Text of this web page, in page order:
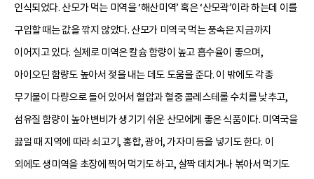
인식되었다. 산모가 먹는 미역을 ‘해산미역’ 혹은 ‘산모곽’이라 하는데 이를
구입할 때는 값을 깎지 않았다. 산모가 미역국 먹는 풍속은 지금까지
이어지고 있다. 실제로 미역은 칼슘 함량이 높고 흡수율이 좋으며,
아이오딘 함량도 높아서 젖을 내는 데도 도움을 준다. 이 밖에도 각종
무기물이 다량으로 들어 있어서 혈압과 혈중 콜레스테롤 수치를 낮추고,
섬유질 함량이 높아 변비가 생기기 쉬운 산모에게 좋은 식품이다. 미역국을
끓일 때 지역에 따라 쇠고기, 홍합, 광어, 가자미 등을 넣기도 한다. 이
외에도 생미역을 초장에 찍어 먹기도 하고, 살짝 데치거나 볶아서 먹기도